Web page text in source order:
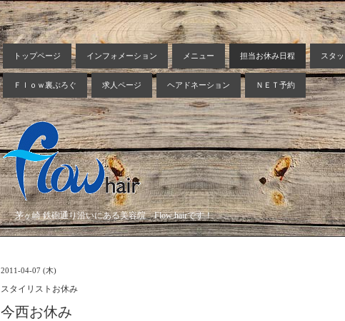
トップページ インフォメーション メニュー 担当お休み日程 スタ
Ｆｌｏｗ裏ぶろぐ 求人ページ ヘアドネーション ＮＥＴ予約
茅ヶ崎 鉄砲通り沿いにある美容院 Flow hairです！
2011-04-07 (木)
スタイリストお休み
今西お休み